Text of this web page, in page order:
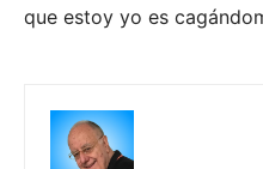
que estoy yo es